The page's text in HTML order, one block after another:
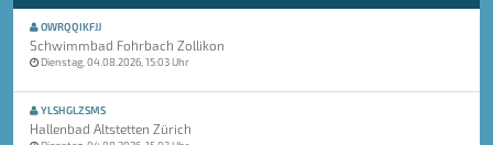
OWRQQIKFJJ
Schwimmbad Fohrbach Zollikon
Dienstag, 04.08.2026, 15:03 Uhr
YLSHGLZSMS
Hallenbad Altstetten Zürich